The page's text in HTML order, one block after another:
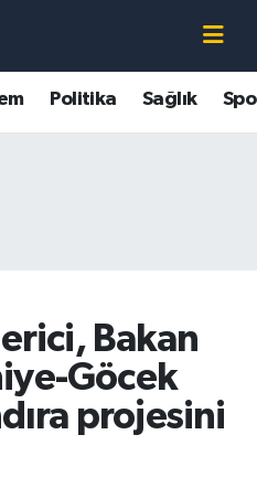
Politika Sağlık
Bakan
Göcek
projesini
ve Fikstür